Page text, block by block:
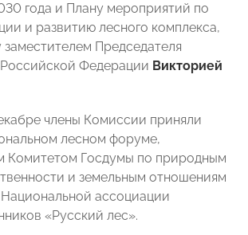
года и Плану мероприятий по
и развитию лесного комплекса,
Председателя
Федерации Викторией
члены Комиссии приняли
лесном форуме,
Комитетом Госдумы по природным
и земельным отношениям
ассоциации
«Русский лес».